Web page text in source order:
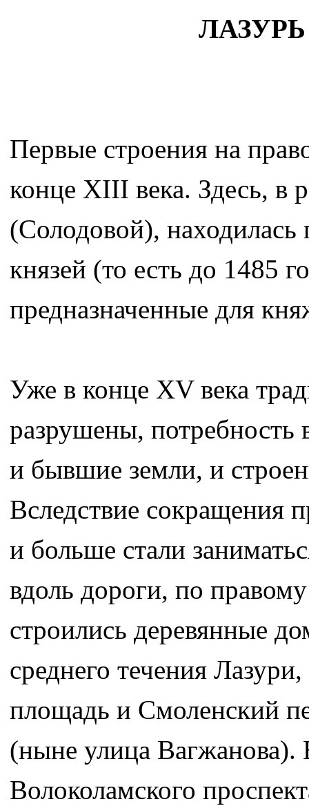
Первые строения на
конце ХIII века. Здесь, в
(Солодовой), находилась
князей (то есть до 1485
предназначенные для
Уже в конце ХV века
разрушены, потребность
и бывшие земли, и
Вследствие сокращения
и больше стали
вдоль дороги, по
строились деревянные
среднего течения
площадь и Смоленский
(ныне улица
Волоколамского